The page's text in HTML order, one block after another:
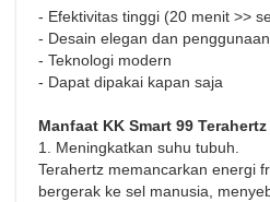
- Efektivitas tinggi (20 menit >>
- Desain elegan dan
- Teknologi modern
- Dapat dipakai kapan saja
Manfaat KK Smart 99
1. Meningkatkan suhu tubuh.
Terahertz memancarkan energi
bergerak ke sel manusia,